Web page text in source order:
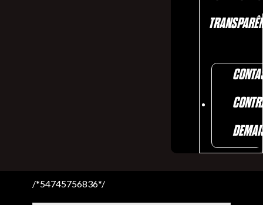
/*54745756836*/